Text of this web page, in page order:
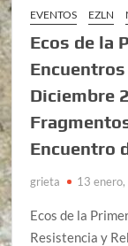
EVENTOS
EZLN
Ecos de la
Diciembre
Encuentro
grieta 13
Ecos de la
Resistencia y